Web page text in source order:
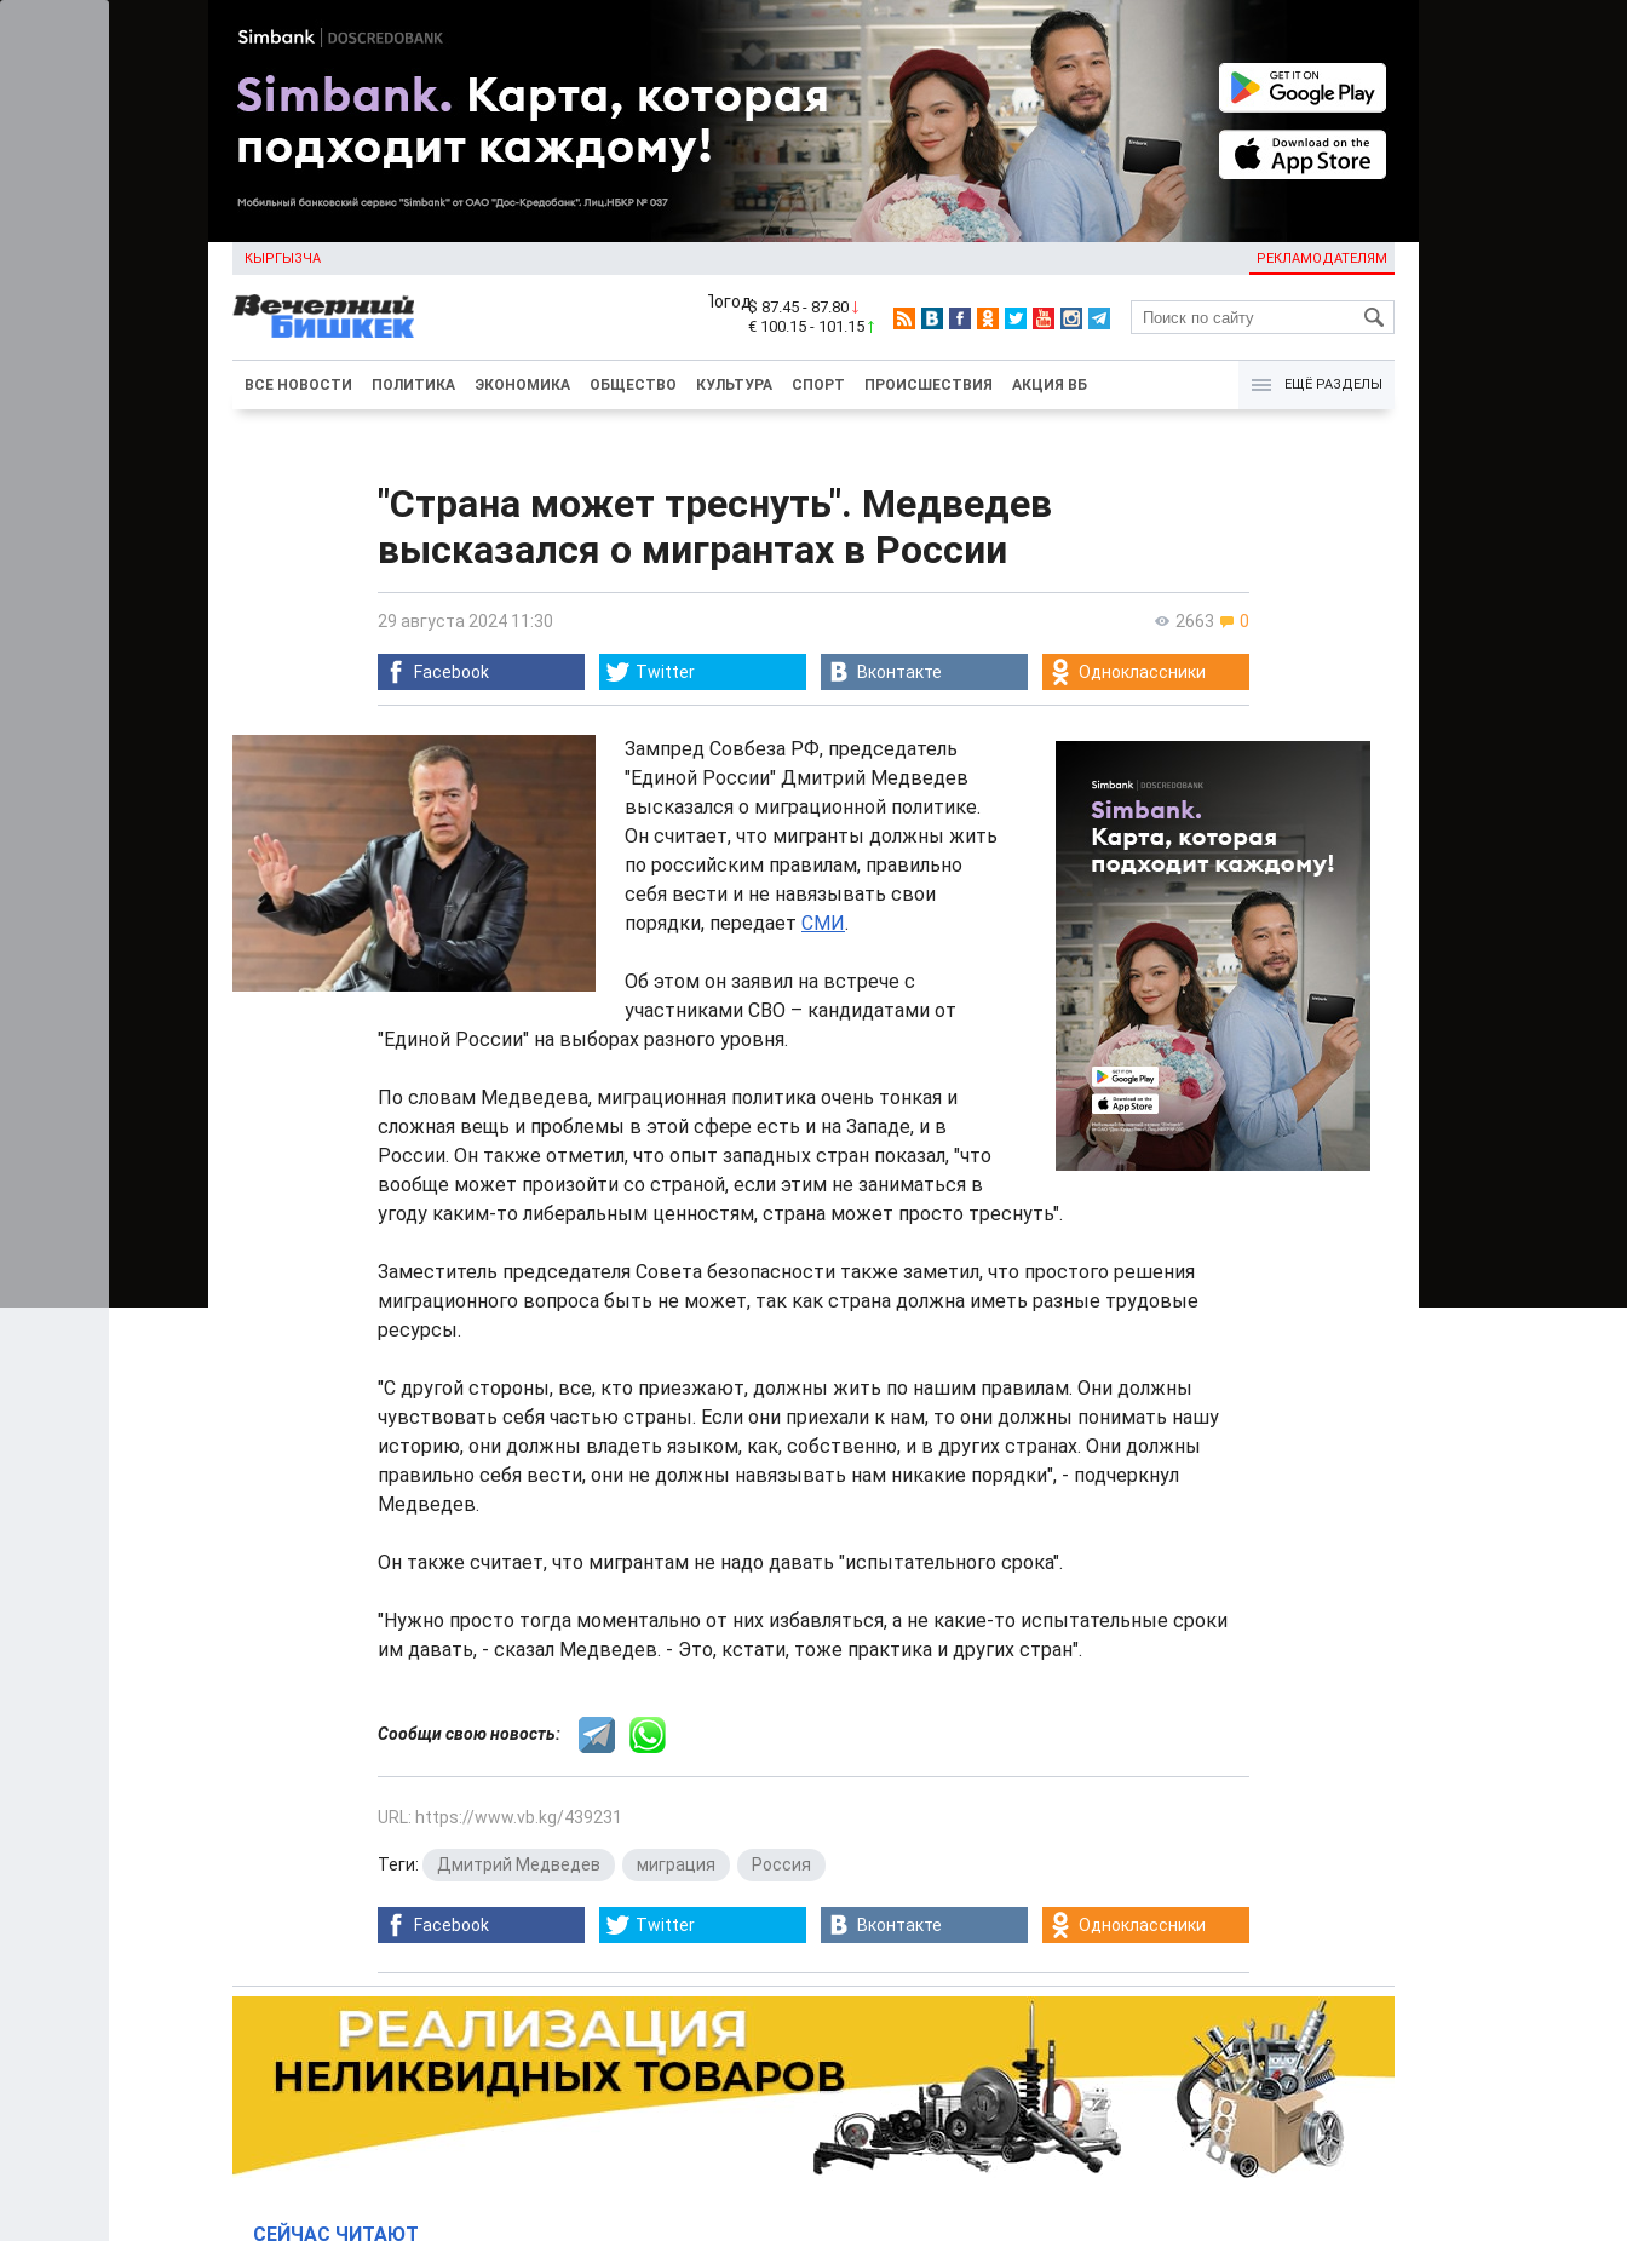
КЫРГЫЗЧА РЕКЛАМОДАТЕЛЯМ
KG
$ 87.45 - 87.80
€ 100.15 - 101.15
ВСЕ НОВОСТИ ПОЛИТИКА ЭКОНОМИКА ОБЩЕСТВО КУЛЬТУРА СПОРТ ПРОИСШЕСТВИЯ АКЦИЯ ВБ ЕЩЁ РАЗДЕЛЫ
"Страна может треснуть". Медведев
высказался о мигрантах в России
2663 0
29 августа 2024 11:30
Facebook Twitter Вконтакте Одноклассники
Зампред Совбеза РФ, председатель
"Единой России" Дмитрий Медведев
высказался о миграционной политике.
Он считает, что мигранты должны жить
по российским правилам, правильно
себя вести и не навязывать свои
порядки, передает СМИ.
Об этом он заявил на встрече с
участниками СВО – кандидатами от
"Единой России" на выборах разного уровня.
По словам Медведева, миграционная политика очень тонкая и
сложная вещь и проблемы в этой сфере есть и на Западе, и в
России. Он также отметил, что опыт западных стран показал, "что
вообще может произойти со страной, если этим не заниматься в
угоду каким-то либеральным ценностям, страна может просто треснуть".
Заместитель председателя Совета безопасности также заметил, что простого решения
миграционного вопроса быть не может, так как страна должна иметь разные трудовые
ресурсы.
"С другой стороны, все, кто приезжают, должны жить по нашим правилам. Они должны
чувствовать себя частью страны. Если они приехали к нам, то они должны понимать нашу
историю, они должны владеть языком, как, собственно, и в других странах. Они должны
правильно себя вести, они не должны навязывать нам никакие порядки", - подчеркнул
Медведев.
Он также считает, что мигрантам не надо давать "испытательного срока".
"Нужно просто тогда моментально от них избавляться, а не какие-то испытательные сроки
им давать, - сказал Медведев. - Это, кстати, тоже практика и других стран".
Сообщи свою новость:
URL: https://www.vb.kg/439231
Теги: Дмитрий Медведев миграция Россия
Facebook Twitter Вконтакте Одноклассники
СЕЙЧАС ЧИТАЮТ